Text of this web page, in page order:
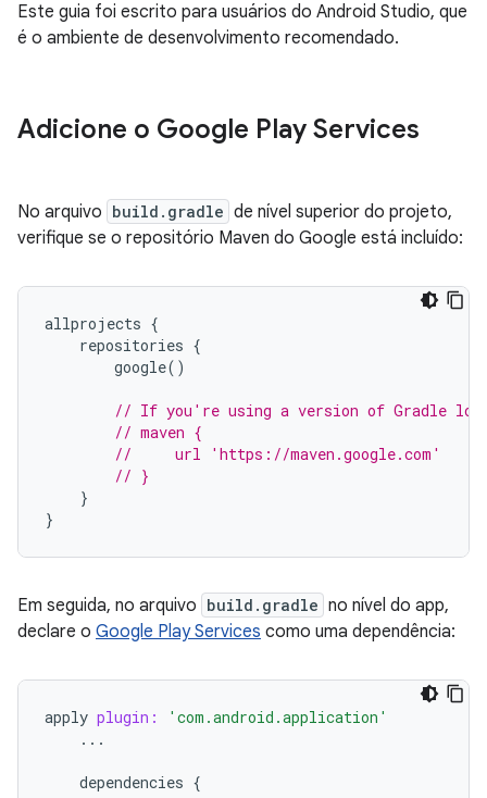
Este guia foi escrito para usuários do Android Studio, que
é o ambiente de desenvolvimento recomendado.
Adicione o Google Play Services
No arquivo build.gradle de nível superior do projeto,
verifique se o repositório Maven do Google está incluído:
allprojects {
repositories {
google()
// If you're using a version of Gradle
// maven {
//     url 'https://maven.google.com'
// }
}
}
Em seguida, no arquivo build.gradle no nível do app,
declare o Google Play Services como uma dependência:
apply plugin:
'com.android.application'
...
dependencies {